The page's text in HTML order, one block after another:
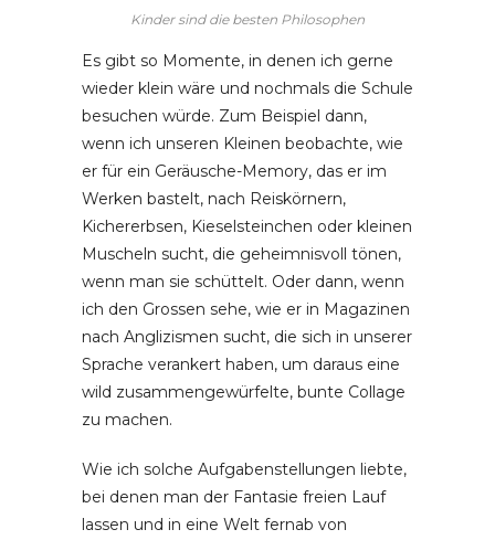
Kinder sind die besten Philosophen
Es gibt so Momente, in denen ich gerne
wieder klein wäre und nochmals die Schule
besuchen würde. Zum Beispiel dann,
wenn ich unseren Kleinen beobachte, wie
er für ein Geräusche-Memory, das er im
Werken bastelt, nach Reiskörnern,
Kichererbsen, Kieselsteinchen oder kleinen
Muscheln sucht, die geheimnisvoll tönen,
wenn man sie schüttelt. Oder dann, wenn
ich den Grossen sehe, wie er in Magazinen
nach Anglizismen sucht, die sich in unserer
Sprache verankert haben, um daraus eine
wild zusammengewürfelte, bunte Collage
zu machen.
Wie ich solche Aufgabenstellungen liebte,
bei denen man der Fantasie freien Lauf
lassen und in eine Welt fernab von